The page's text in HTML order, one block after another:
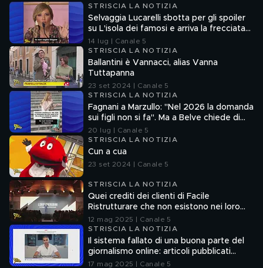
STRISCIA LA NOTIZIA
Selvaggia Lucarelli sbotta per gli spoiler
su L'isola dei famosi e arriva la frecciata
di Fedez
14 lug | Canale 5
STRISCIA LA NOTIZIA
Ballantini è Vannacci, alias Vanna
Tuttapanna
23 set 2024 | Canale 5
STRISCIA LA NOTIZIA
Fagnani a Marzullo: "Nel 2026 la domanda
sui figli non si fa". Ma a Belve chiede di
aborto e maternità
20 lug | Canale 5
STRISCIA LA NOTIZIA
Cun a cua
23 set 2024 | Canale 5
STRISCIA LA NOTIZIA
Quei crediti dei clienti di Facile
Ristrutturare che non esistono nei loro
sistemi informatici
12 mag 2025 | Canale 5
STRISCIA LA NOTIZIA
Il sistema fallato di una buona parte del
giornalismo online: articoli pubblicati
senza la verifica delle fonti
17 mag 2025 | Canale 5